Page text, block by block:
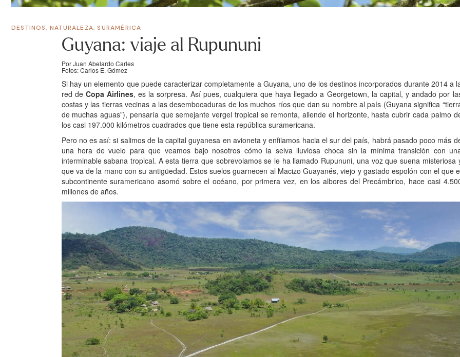
DESTINOS,NATURALEZA, SURAMÉRICA
Guyana: viaje al Rupununi
Por Juan Abelardo Carles
Fotos: Carlos E. Gómez
Si hay un elemento que puede caracterizar completamente a Guyana, uno de los destinos incorporados durante 2014 a
red de Copa Airlines, es la sorpresa. Así pues, cualquiera que haya llegado a Georgetown, la capital, y andado por
costas y las tierras vecinas a las desembocaduras de los muchos ríos que dan su nombre al país (Guyana significa
de muchas aguas”), pensaría que semejante vergel tropical se remonta, allende el horizonte, hasta cubrir cada palmo
los casi 197.000 kilómetros cuadrados que tiene esta república suramericana.
Pero no es así: si salimos de la capital guyanesa en avioneta y enfilamos hacia el sur del país, habrá pasado poco más
una hora de vuelo para que veamos bajo nosotros cómo la selva lluviosa choca sin la mínima transición con
interminable sabana tropical. A esta tierra que sobrevolamos se le ha llamado Rupununi, una voz que suena misteriosa
que va de la mano con su antigüedad. Estos suelos guarnecen al Macizo Guayanés, viejo y gastado espolón con el que
subcontinente suramericano asomó sobre el océano, por primera vez, en los albores del Precámbrico, hace casi
millones de años.